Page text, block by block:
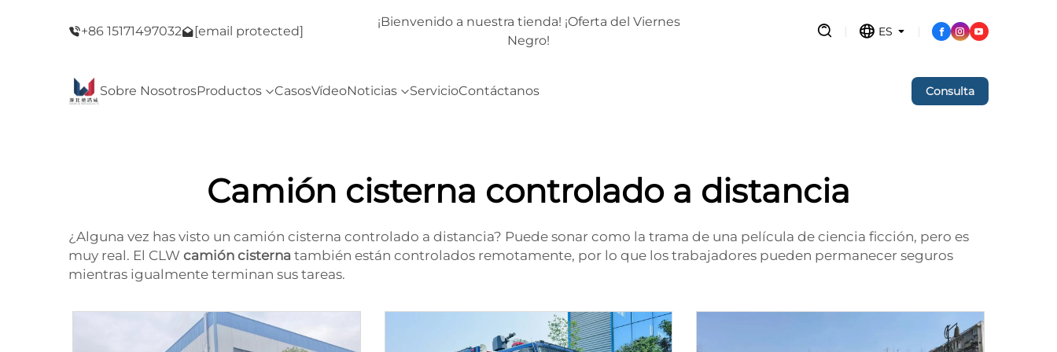
+86 15171497032 [email protected]
Negro!
¡Bienvenido a nuestra tienda! ¡Oferta del Viernes
Negro!
ES
Sobre NosotrosProductos CasosVídeoNoticias ServicioContáctanos Consulta
Camión cisterna controlado a distancia
¿Alguna vez has visto un camión cisterna controlado a distancia? Puede sonar como la trama de una película de ciencia ficción, pero es
muy real. El CLW camión cisterna también están controlados remotamente, por lo que los trabajadores pueden permanecer seguros
mientras igualmente terminan sus tareas.